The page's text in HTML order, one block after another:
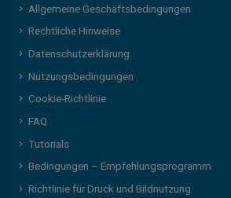
Allgemeine Geschäftsbedingungen
Rechtliche Hinweise
Datenschutzerklärung
Nutzungsbedingungen
Cookie-Richtlinie
FAQ
Tutorials
Bedingungen – Empfehlungsprogramm
Richtlinie für Druck und Bildnutzung